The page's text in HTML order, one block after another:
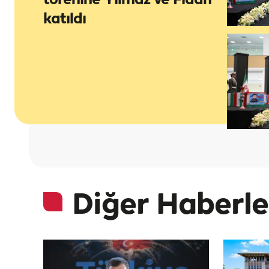
katıldı
Diğer